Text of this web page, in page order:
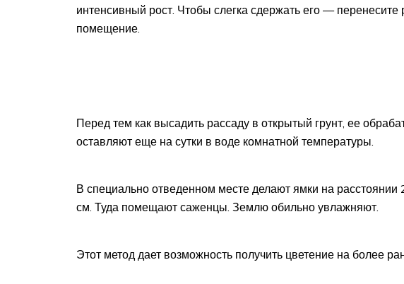
интенсивный рост. Чтобы слегка сдержать его — перенесите
помещение.
Перед тем как высадить рассаду в открытый грунт, ее
оставляют еще на сутки в воде комнатной температуры.
В специально отведенном месте делают ямки на расстоянии
см. Туда помещают саженцы. Землю обильно увлажняют.
Этот метод дает возможность получить цветение на более